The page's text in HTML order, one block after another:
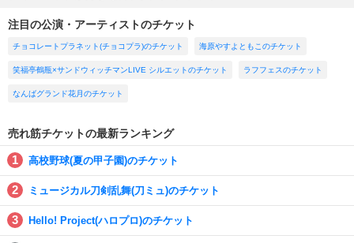
注目の公演・アーティストのチケット
チョコレートプラネット(チョコプラ)のチケット 海原やすよともこのチケット
笑福亭鶴瓶×サンドウィッチマンLIVE シルエットのチケット ラフフェスのチケット
なんばグランド花月のチケット
売れ筋チケットの最新ランキング
高校野球(夏の甲子園)のチケット
ミュージカル刀剣乱舞(刀ミュ)のチケット
Hello! Project(ハロプロ)のチケット